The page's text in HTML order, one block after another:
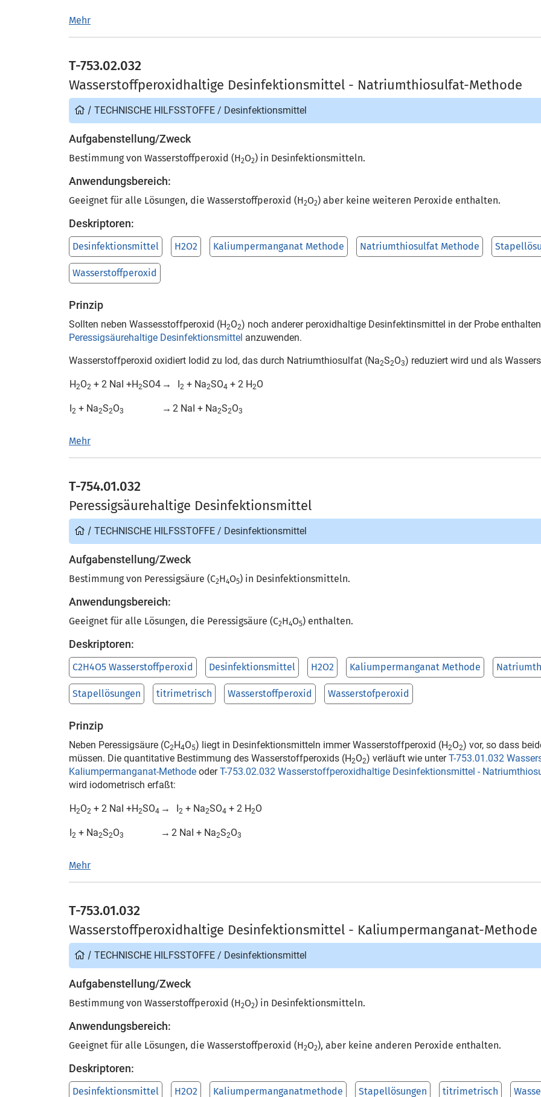
Mehr
T-753.02.032
Wasserstoffperoxidhaltige Desinfektionsmittel - Natriumthiosulfat-Methode
/ TECHNISCHE HILFSSTOFFE / Desinfektionsmittel
Aufgabenstellung/Zweck
Bestimmung von Wasserstoffperoxid (H2O2) in Desinfektionsmitteln.
Anwendungsbereich:
Geeignet für alle Lösungen, die Wasserstoffperoxid (H2O2) aber keine weiteren Peroxide enthalten.
Deskriptoren:
Desinfektionsmittel H2O2 Kaliumpermanganat Methode Natriumthiosulfat Methode
Wasserstoffperoxid
Prinzip
Sollten neben Wassesstoffperoxid (H2O2) noch anderer peroxidhaltige Desinfektinsmittel in der Probe
Peressigsäurehaltige Desinfektionsmittel anzuwenden.
Wasserstoffperoxid oxidiert Iodid zu Iod, das durch Natriumthiosulfat (Na2S2O3) reduziert wird und als
H2O2 + 2 NaI +H2SO4 → I2 + Na2SO4 + 2 H2O
I2 + Na2S2O3 → 2 NaI + Na2S2O3
Mehr
T-754.01.032
Peressigsäurehaltige Desinfektionsmittel
/ TECHNISCHE HILFSSTOFFE / Desinfektionsmittel
Aufgabenstellung/Zweck
Bestimmung von Peressigsäure (C2H4O5) in Desinfektionsmitteln.
Anwendungsbereich:
Geeignet für alle Lösungen, die Peressigsäure (C2H4O5) enthalten.
Deskriptoren:
C2H4O5 Wasserstoffperoxid Desinfektionsmittel H2O2 Kaliumpermanganat Methode
Stapellösungen titrimetrisch Wasserstoffperoxid Wasserstofperoxid
Prinzip
Neben Peressigsäure (C2H4O5) liegt in Desinfektionsmitteln immer Wasserstoffperoxid (H2O2) vor, so dass
müssen. Die quantitative Bestimmung des Wasserstoffperoxids (H2O2) verläuft wie unterT-753.01.032
Kaliumpermanganat-Methode oderT-753.02.032 Wasserstoffperoxidhaltige Desinfektionsmittel -
wird iodometrisch erfaßt:
H2O2 + 2 NaI +H2SO4 → I2 + Na2SO4 + 2 H2O
I2 + Na2S2O3 → 2 NaI + Na2S2O3
Mehr
T-753.01.032
Wasserstoffperoxidhaltige Desinfektionsmittel - Kaliumpermanganat-Methode
/ TECHNISCHE HILFSSTOFFE / Desinfektionsmittel
Aufgabenstellung/Zweck
Bestimmung von Wasserstoffperoxid (H2O2) in Desinfektionsmitteln.
Anwendungsbereich:
Geeignet für alle Lösungen, die Wasserstoffperoxid (H2O2), aber keine anderen Peroxide enthalten.
Deskriptoren:
Desinfektionsmittel H2O2 Kaliumpermanganatmethode Stapellösungen titrimetrisch